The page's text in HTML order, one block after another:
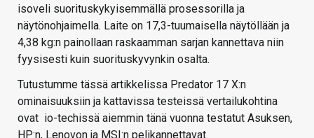
isoveli suorituskykyisemmällä prosessorilla ja
näytönohjaimella. Laite on 17,3-tuumaisella näytöllään ja
4,38 kg:n painollaan raskaamman sarjan kannettava niin
fyysisesti kuin suorituskyvynkin osalta.
Tutustumme tässä artikkelissa Predator 17 X:n
ominaisuuksiin ja kattavissa testeissä vertailukohtina
ovat io-techissä aiemmin tänä vuonna testatut Asuksen,
HP:n, Lenovon ja MSI:n pelikannettavat.